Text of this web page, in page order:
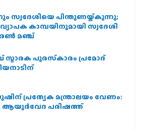
സ്വദേശിയെ പിന്തുണയ്ക്കുന്നു;
കാമ്പയിനുമായി സ്വദേശി
മഞ്ച്
സ്മാരക പുരസ്‌കാരം പ്രമോദ്
പ്രത്യേക മന്ത്രാലയം വേണം:
ആയുര്‍വേദ പരിഷത്ത്